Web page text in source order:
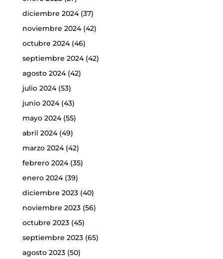
diciembre 2024(37)
noviembre 2024(42)
octubre 2024(46)
septiembre 2024(42)
agosto 2024(42)
julio 2024(53)
junio 2024(43)
mayo 2024(55)
abril 2024(49)
marzo 2024(42)
febrero 2024(35)
enero 2024(39)
diciembre 2023(40)
noviembre 2023(56)
octubre 2023(45)
septiembre 2023(65)
agosto 2023(50)